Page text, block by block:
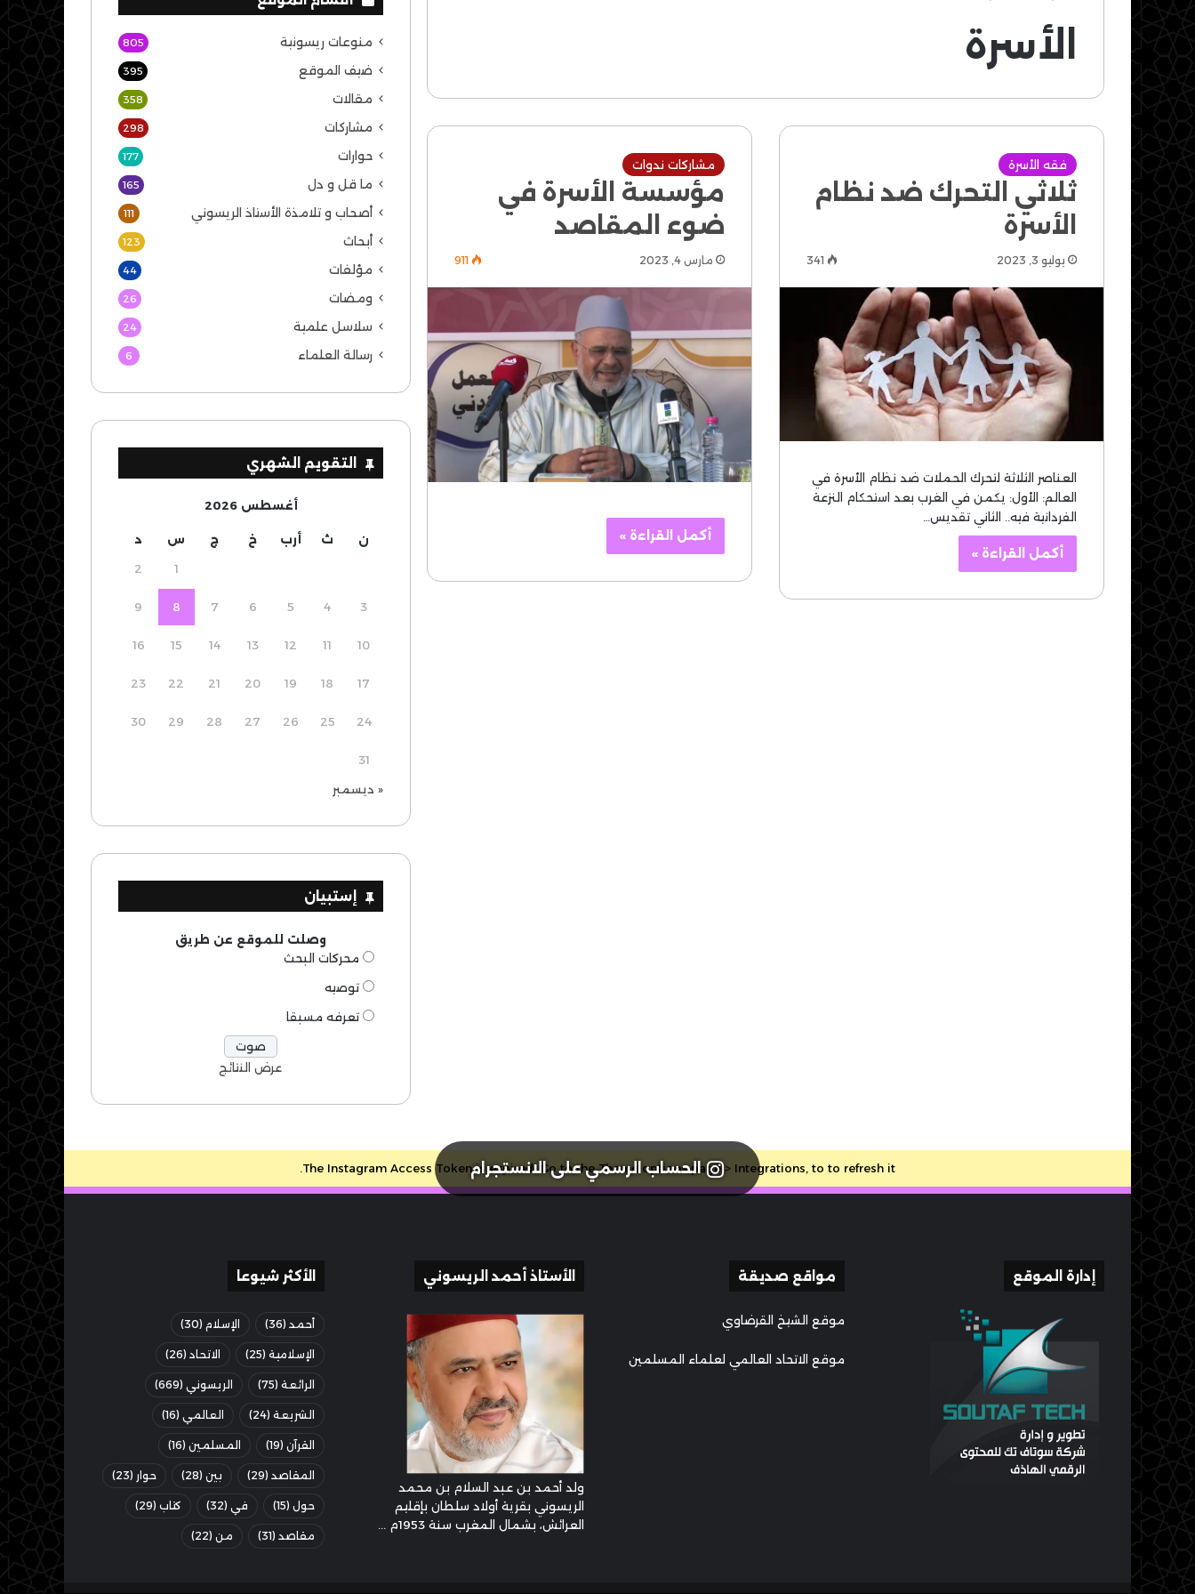
الأسرة
فقه الأسرة
ثلاثي التحرك ضد نظام
الأسرة
يوليو 3, 2023 341
العناصر الثلاثة لتحرك الحملات ضد نظام الأسرة في
العالم: الأول: يكمن في الغرب بعد استحكام النزعة
الفردانية فيه.. الثاني تقديس…
أكمل القراءة »
مشاركات ندوات
مؤسسة الأسرة في
ضوء المقاصد
مارس 4, 2023 911
أكمل القراءة »
منوعات ريسونية 805
ضيف الموقع 395
مقالات 358
مشاركات 298
حوارات 177
ما قل و دل 165
أصحاب و تلامذة الأستاذ الريسوني 111
أبحاث 123
مؤلفات 44
ومضات 26
سلاسل علمية 24
رسالة العلماء 6
التقويم الشهري
أغسطس 2026
ن ث أرب خ ج س د
1
2
3
4
5
6
7
8
9
10
11
12
13
14
15
16
17
18
19
20
21
22
23
24
25
26
27
28
29
30
31
« ديسمبر
إستبيان
وصلت للموقع عن طريق
محركات البحث
توصيه
تعرفه مسبقا
عرض النتائج
الحساب الرسمي على الانستجرام
The Instagram Access Token is expired, Go to the Theme options page > Integrations, to to refresh it.
إدارة الموقع مواقع صديقة
موقع الشيخ القرضاوي
موقع الاتحاد العالمي لعلماء المسلمين
الأستاذ أحمد الريسوني
ولد أحمد بن عبد السلام بن محمد
الريسوني بقرية أولاد سلطان بإقليم
العرائش، بشمال المغرب سنة 1953م ...
الأكثر شيوعا
أحمد (36) الإسلام (30)
الإسلامية (25) الاتحاد (26)
الرائعة (75) الريسوني (669)
الشريعة (24) العالمي (16)
القرآن (19) المسلمين (16)
المقاصد (29) بين (28) حوار (23)
حول (15) في (32) كتاب (29)
مقاصد (31) من (22)